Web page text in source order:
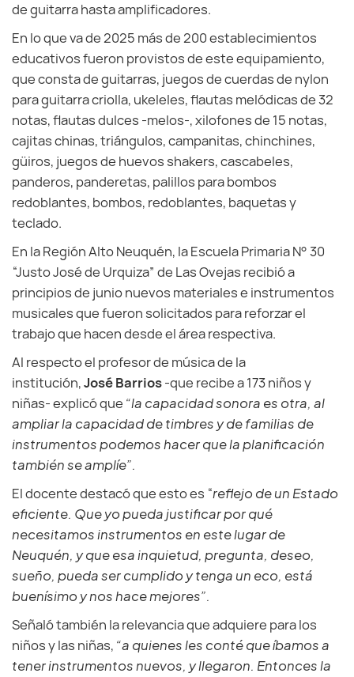
de guitarra hasta amplificadores.
En lo que va de 2025 más de 200 establecimientos
educativos fueron provistos de este equipamiento,
que consta de guitarras, juegos de cuerdas de nylon
para guitarra criolla, ukeleles, flautas melódicas de 32
notas, flautas dulces -melos-, xilofones de 15 notas,
cajitas chinas, triángulos, campanitas, chinchines,
güiros, juegos de huevos shakers, cascabeles,
panderos, panderetas, palillos para bombos
redoblantes, bombos, redoblantes, baquetas y
teclado.
En la Región Alto Neuquén, la Escuela Primaria N° 30
“Justo José de Urquiza” de Las Ovejas recibió a
principios de junio nuevos materiales e instrumentos
musicales que fueron solicitados para reforzar el
trabajo que hacen desde el área respectiva.
Al respecto el profesor de música de la
institución,José Barrios-que recibe a 173 niños y
niñas- explicó que “la capacidad sonora es otra, al
ampliar la capacidad de timbres y de familias de
instrumentos podemos hacer que la planificación
también se amplíe”.
El docente destacó que esto es “reflejo de un Estado
eficiente. Que yo pueda justificar por qué
necesitamos instrumentos en este lugar de
Neuquén, y que esa inquietud, pregunta, deseo,
sueño, pueda ser cumplido y tenga un eco, está
buenísimo y nos hace mejores”.
Señaló también la relevancia que adquiere para los
niños y las niñas, “a quienes les conté que íbamos a
tener instrumentos nuevos, y llegaron. Entonces la